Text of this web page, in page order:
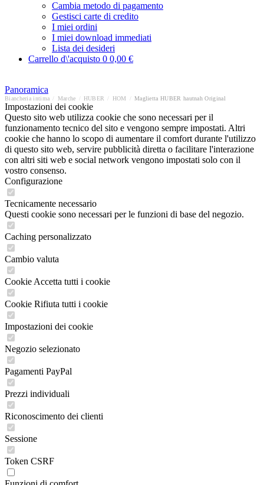
Cambia metodo di pagamento
Gestisci carte di credito
I miei ordini
I miei download immediati
Lista dei desideri
Carrello d\'acquisto 0 0,00 €
Panoramica
Biancheria intima Marche HUBER HOM Maglietta HUBER hautnah Original
Impostazioni dei cookie
Questo sito web utilizza cookie che sono necessari per il
funzionamento tecnico del sito e vengono sempre impostati. Altri
cookie che hanno lo scopo di aumentare il comfort durante l'utilizzo
di questo sito web, servire pubblicità diretta o facilitare l'interazione
con altri siti web e social network vengono impostati solo con il
vostro consenso.
Configurazione
Tecnicamente necessario
Questi cookie sono necessari per le funzioni di base del negozio.
Caching personalizzato
Cambio valuta
Cookie Accetta tutti i cookie
Cookie Rifiuta tutti i cookie
Impostazioni dei cookie
Negozio selezionato
Pagamenti PayPal
Prezzi individuali
Riconoscimento dei clienti
Sessione
Token CSRF